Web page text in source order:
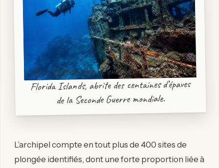
L’Iron Bottom Sound, entre Guadalcanal et les
Florida Islands, abrite des centaines d’épaves
de la Seconde Guerre mondiale.
L’archipel compte en tout plus de 400 sites de
plongée identifiés, dont une forte proportion liée à